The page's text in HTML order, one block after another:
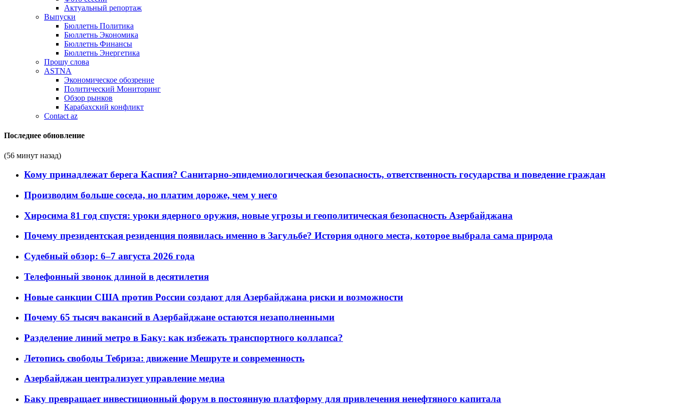
Актуальный репортаж
Выпуски
Бюллетнь Политика
Бюллетнь Экономика
Бюллетнь Финансы
Бюллетнь Энергетика
Прошу слова
ASTNA
Экономическое обозрение
Политический Мониторинг
Обзор рынков
Карабахский конфликт
Contact az
Последнее обновление
(56 минут назад)
Кому принадлежат берега Каспия? Санитарно-эпидемиологическая безопасность, ответственность государства и поведение граждан
Производим больше соседа, но платим дороже, чем у него
Хиросима 81 год спустя: уроки ядерного оружия, новые угрозы и геополитическая безопасность Азербайджана
Почему президентская резиденция появилась именно в Загульбе? История одного места, которое выбрала сама природа
Судебный обзор: 6–7 августа 2026 года
Телефонный звонок длиной в десятилетия
Новые санкции США против России создают для Азербайджана риски и возможности
Почему 65 тысяч вакансий в Азербайджане остаются незаполненными
Разделение линий метро в Баку: как избежать транспортного коллапса?
Летопись свободы Тебриза: движение Мешруте и современность
Азербайджан централизует управление медиа
Баку превращает инвестиционный форум в постоянную платформу для привлечения ненефтяного капитала